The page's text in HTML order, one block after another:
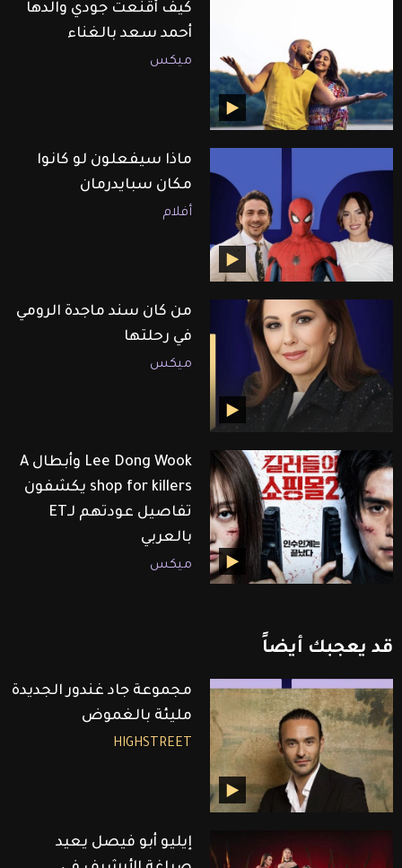
كيف أقنعت جودي والدها
أحمد سعد بالغناء
ميكس
ماذا سيفعلون لو كانوا
مكان سبايدرمان
أفلام
من كان سند ماجدة الرومي
في رحلتها
ميكس
Lee Dong Wook وأبطال A
shop for killers يكشفون
تفاصيل عودتهم لـET
بالعربي
ميكس
قد يعجبك أيضاً
مجموعة جاد غندور الجديدة
مليئة بالغموض
HIGHSTREET
إيليو أبو فيصل يعيد